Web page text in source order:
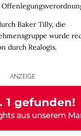
Baker Tilly, die
wurde
durch Realogis.
ANZEIGE